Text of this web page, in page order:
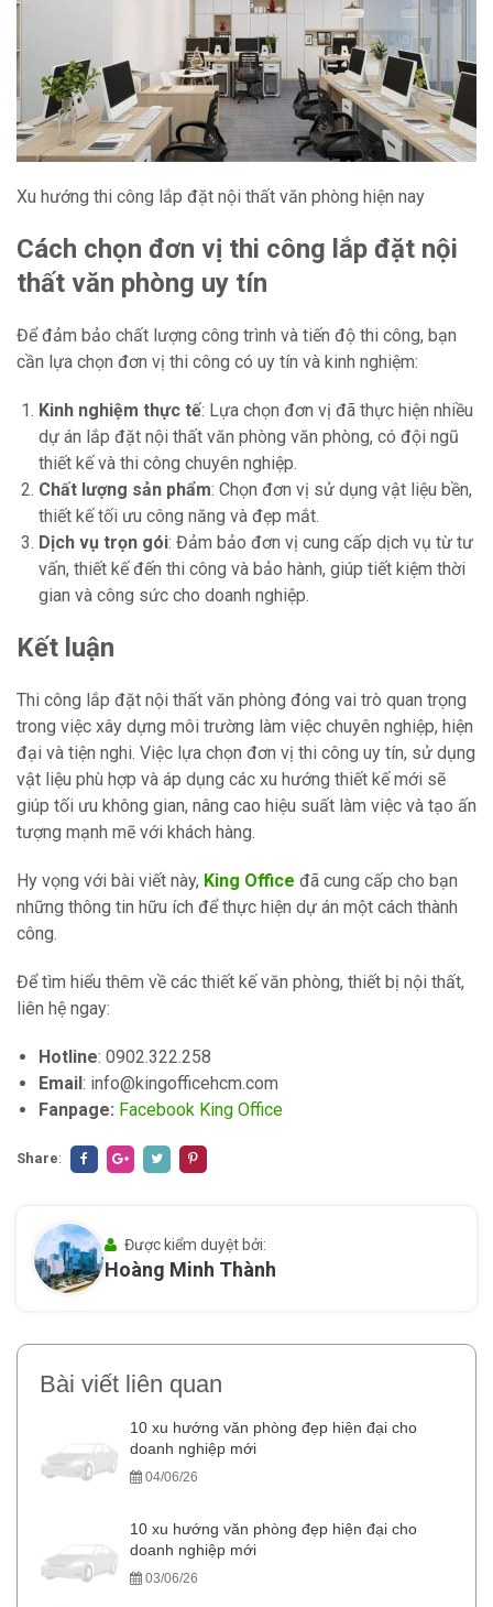
Xu hướng thi công lắp đặt nội thất văn phòng hiện nay
Cách chọn đơn vị thi công lắp đặt nội
thất văn phòng uy tín
Để đảm bảo chất lượng công trình và tiến độ thi công, bạn
cần lựa chọn đơn vị thi công có uy tín và kinh nghiệm:
Kinh nghiệm thực tế: Lựa chọn đơn vị đã thực hiện nhiều
dự án lắp đặt nội thất văn phòng văn phòng, có đội ngũ
thiết kế và thi công chuyên nghiệp.
Chất lượng sản phẩm: Chọn đơn vị sử dụng vật liệu bền,
thiết kế tối ưu công năng và đẹp mắt.
Dịch vụ trọn gói: Đảm bảo đơn vị cung cấp dịch vụ từ tư
vấn, thiết kế đến thi công và bảo hành, giúp tiết kiệm thời
gian và công sức cho doanh nghiệp.
Kết luận
Thi công lắp đặt nội thất văn phòng đóng vai trò quan trọng
trong việc xây dựng môi trường làm việc chuyên nghiệp, hiện
đại và tiện nghi. Việc lựa chọn đơn vị thi công uy tín, sử dụng
vật liệu phù hợp và áp dụng các xu hướng thiết kế mới sẽ
giúp tối ưu không gian, nâng cao hiệu suất làm việc và tạo ấn
tượng mạnh mẽ với khách hàng.
Hy vọng với bài viết này, King Office đã cung cấp cho bạn
những thông tin hữu ích để thực hiện dự án một cách thành
công.
Để tìm hiểu thêm về các thiết kế văn phòng, thiết bị nội thất,
liên hệ ngay:
Hotline: 0902.322.258
Email : info@kingofficehcm.com
Fanpage: Facebook King Office
Share:
Được kiểm duyệt bởi:
Hoàng Minh Thành
Bài viết liên quan
10 xu hướng văn phòng đẹp hiện đại cho
doanh nghiệp mới
04/06/26
10 xu hướng văn phòng đẹp hiện đại cho
doanh nghiệp mới
03/06/26